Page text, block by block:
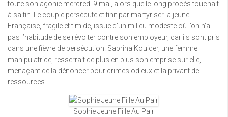
toute son agonie mercredi 9 mai, alors que le long procès touchait
à sa fin. Le couple persécute et finit par martyriser la jeune
Française, fragile et timide, issue d’un milieu modeste où l’on n’a
pas l’habitude de se révolter contre son employeur, car ils sont pris
dans une fièvre de persécution. Sabrina Kouider, une femme
manipulatrice, resserrait de plus en plus son emprise sur elle,
menaçant de la dénoncer pour crimes odieux et la privant de
ressources.
Sophie Jeune Fille Au Pair